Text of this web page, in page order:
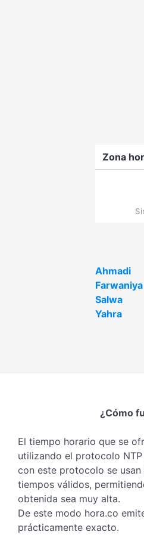
Zona
Ahmadi
Farwaniya
Salwa
Yahra
¿Cómo
El tiempo horario que se
utilizando el protocolo
con este protocolo se
tiempos válidos,
obtenida sea muy alta.
De este modo hora.co
prácticamente exacto.